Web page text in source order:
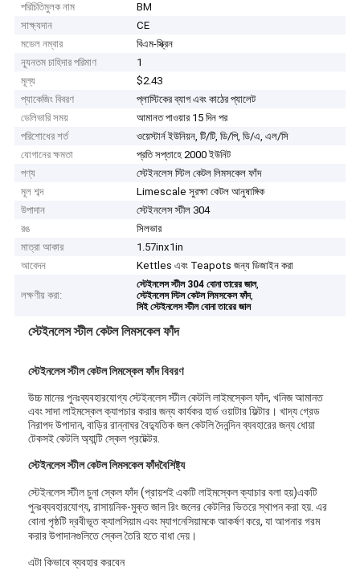
পরিচিতিমুলক নাম
BM
সাক্ষ্যদান
CE
মডেল নম্বার
বিএম-স্ক্রিন
ন্যূনতম চাহিদার পরিমাণ
1
মূল্য
$2.43
প্যাকেজিং বিবরণ
প্লাস্টিকের ব্যাগ এবং কাঠের প্যালেট
ডেলিভারি সময়
আমানত পাওয়ার 15 দিন পর
পরিশোধের শর্ত
ওয়েস্টার্ন ইউনিয়ন, টি/টি, ডি/পি, ডি/এ, এল/সি
যোগানের ক্ষমতা
প্রতি সপ্তাহে 2000 ইউনিট
পণ্য
স্টেইনলেস স্টিল কেটল লিমসকেল ফাঁদ
মূল শব্দ
Limescale সুরক্ষা কেটল আনুষাঙ্গিক
উপাদান
স্টেইনলেস স্টীল 304
রঙ
সিলভার
মাত্রা আকার
1.57inx1in
আবেদন
Kettles এবং Teapots জন্য ডিজাইন করা
লক্ষণীয় করা:
স্টেইনলেস স্টীল 304 বোনা তারের জাল,
স্টেইনলেস স্টিল কেটল লিমসকেল ফাঁদ,
সিই স্টেইনলেস স্টীল বোনা তারের জাল
স্টেইনলেস স্টীল কেটল লিমসকেল ফাঁদ
স্টেইনলেস স্টীল কেটল লিমস্কেল ফাঁদ বিবরণ
উচ্চ মানের পুনঃব্যবহারযোগ্য স্টেইনলেস স্টীল কেটলি লাইমস্কেল ফাঁদ, খনিজ আমানত
এবং সাদা লাইমস্কেল ক্যাপচার করার জন্য কার্যকর হার্ড ওয়াটার ফিল্টার। খাদ্য গ্রেড
নিরাপদ উপাদান, বাড়ির রান্নাঘর বৈদ্যুতিক জল কেটলি দৈনন্দিন ব্যবহারের জন্য ধোয়া
টেকসই কেটলি অ্যান্টি স্কেল প্রটেক্টর.
স্টেইনলেস স্টীল কেটল লিমসকেল ফাঁদবৈশিষ্ট্য
স্টেইনলেস স্টীল চুনা স্কেল ফাঁদ (প্রায়শই একটি লাইমস্কেল ক্যাচার বলা হয়)একটি
পুনঃব্যবহারযোগ্য, রাসায়নিক-মুক্ত জাল রিং জলের কেটলির ভিতরে স্থাপন করা হয় . এর
বোনা পৃষ্ঠটি দ্রবীভূত ক্যালসিয়াম এবং ম্যাগনেসিয়ামকে আকর্ষণ করে, যা আপনার গরম
করার উপাদানগুলিতে স্কেল তৈরি হতে বাধা দেয়।
এটা কিভাবে ব্যবহার করবেন